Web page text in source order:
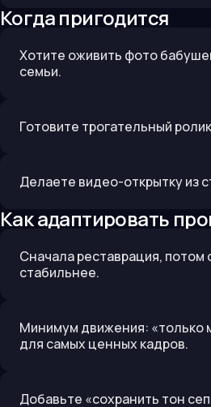
Когда пригодится
Хотите оживить фото
семьи.
Готовите трогательный
Делаете видео-открытку из
Как адаптировать
Сначала реставрация,
стабильнее.
Минимум движения: «только
для самых ценных кадров.
Добавьте «сохранить тон